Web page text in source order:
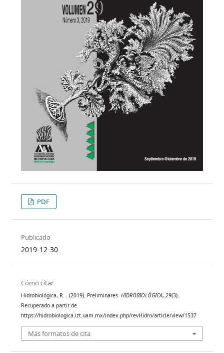
PDF
Publicado
2019-12-30
Cómo citar
Hidrobiológica, R. . (2019). Preliminares.HIDROBIOLÓGICA,29(3).
Recuperado a partir de
https://hidrobiologica.izt.uam.mx/index.php/revHidro/article/view/1537
Más formatos de cita